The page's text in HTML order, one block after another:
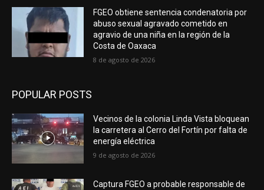
FGEO obtiene sentencia condenatoria por
abuso sexual agravado cometido en
agravio de una niña en la región de la
Costa de Oaxaca
8 de agosto de 2026
POPULAR POSTS
Vecinos de la colonia Linda Vista bloquean
la carretera al Cerro del Fortín por falta de
energía eléctrica
9 de agosto de 2026
Captura FGEO a probable responsable de